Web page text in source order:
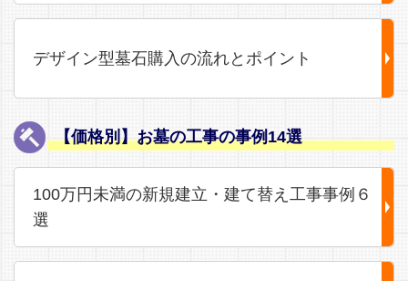
デザイン型墓石購入の流れとポイント
【価格別】お墓の工事の事例14選
100万円未満の新規建立・建て替え工事事例６
選